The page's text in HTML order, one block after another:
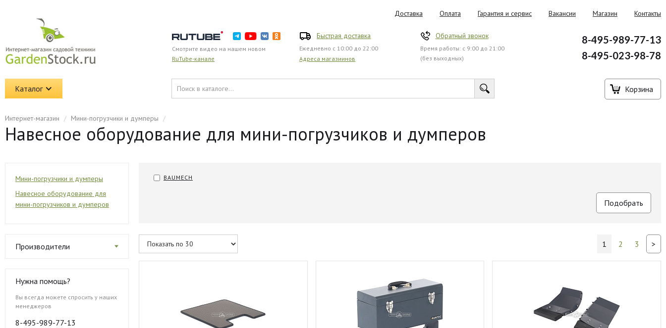
Доставка Оплата Гарантия и сервис Вакансии Магазин Контакты
Смотрите видео на нашем новом
RuTube-канале
Быстрая доставка
Ежедневно с 10:00 до 22:00
Адреса магазиинов
Обратный звонок
Время работы: с 9:00 до 21:00
(без выходных)
8-495-989-77-13
8-495-023-98-78
Каталог Корзина
Интернет-магазин / Мини-погрузчики и думперы /
Навесное оборудование для мини-погрузчиков и думперов
Мини-погрузчики и думперы
Навесное оборудование для
мини-погрузчиков и думперов
Производители
Нужна помощь?
Вы всегда можете спросить у наших
менеджеров
8-495-989-77-13
BAUMECH
1 2 3 >